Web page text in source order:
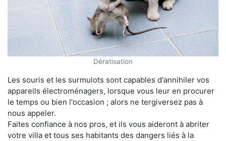
Dératisation
Les souris et les surmulots sont capables d'annihiler vos
appareils électroménagers, lorsque vous leur en procurer
le temps ou bien l'occasion ; alors ne tergiversez pas à
nous appeler.
Faites confiance à nos pros, et ils vous aideront à abriter
votre villa et tous ses habitants des dangers liés à la